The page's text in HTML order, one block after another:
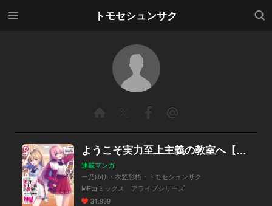
トモセシュンサク
検索
ようこそ実力至上主義の教室へ【分冊版】
連載マンガ
一乃ゆゆ・衣笠彰梧・トモセシュンサク
MFコミックス アライブシリーズ
31,939